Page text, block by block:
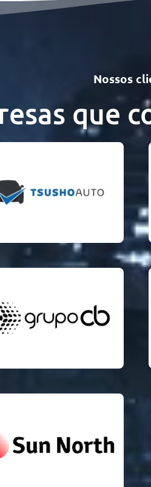
Nossos
que